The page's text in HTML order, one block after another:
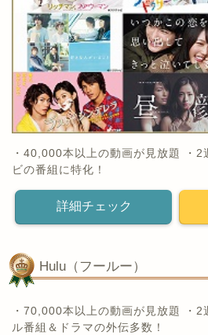
・40,000本以上の動画が見放題 ・2
ビの番組に特化！
詳細チェック
Hulu（フールー）
・70,000本以上の動画が見放題 ・2
ル番組＆ドラマの外伝多数！